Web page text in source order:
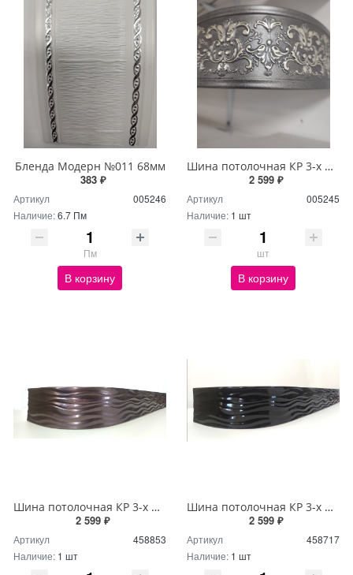
Бленда Модерн №011 68мм
383 ₽
Артикул
005246
Наличие:6.7 Пм
Пм
В корзину
Шина потолочная КР 3-х ряд 3м с блендой+повороты Дамаск серый
2 599 ₽
Артикул
005245
Наличие: 1 шт
шт
В корзину
Шина потолочная КР 3-х ряд 3м с блендой+повороты Бриз №204 7см
2 599 ₽
Артикул
458853
Наличие: 1 шт
Шина потолочная КР 3-х ряд 3м с блендой+повороты Бриз №44 7см
2 599 ₽
Артикул
458717
Наличие: 1 шт